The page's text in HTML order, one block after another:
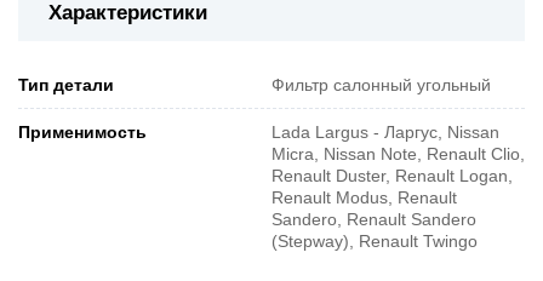
Характеристики
Тип детали Фильтр салонный угольный
Применимость
Lada Largus - Ларгус, Nissan
Micra, Nissan Note, Renault Clio,
Renault Duster, Renault Logan,
Renault Modus, Renault
Sandero, Renault Sandero
(Stepway), Renault Twingo